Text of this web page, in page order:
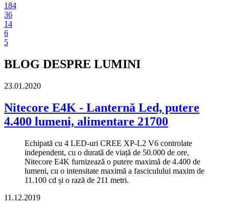
184
36
14
6
5
BLOG DESPRE LUMINI
23.01.2020
Nitecore E4K - Lanternă Led, putere
4.400 lumeni, alimentare 21700
Echipată cu 4 LED-uri CREE XP-L2 V6 controlate
independent, cu o durată de viață de 50.000 de ore,
Nitecore E4K furnizează o putere maximă de 4.400 de
lumeni, cu o intensitate maximă a fasciculului maxim de
11.100 cd și o rază de 211 metri.
11.12.2019